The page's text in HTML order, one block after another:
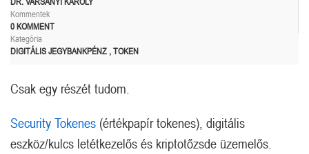
Kommentek
0 KOMMENT
Kategória
DIGITÁLIS JEGYBANKPÉNZ , TOKEN
Csak egy részét tudom.
Security Tokenes (értékpapír tokenes), digitális
eszköz/kulcs letétkezelős és kriptotőzsde üzemelős.